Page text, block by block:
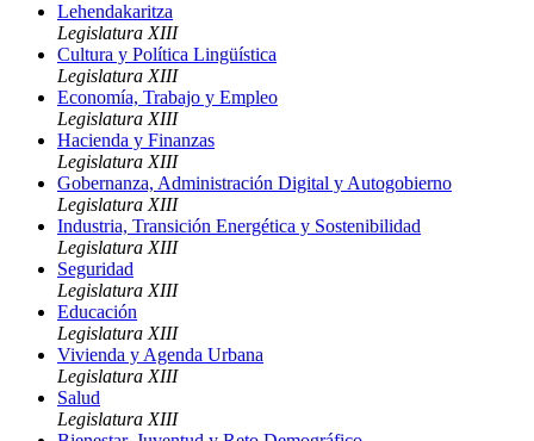
Lehendakaritza
Legislatura XIII
Cultura y Política Lingüística
Legislatura XIII
Economía, Trabajo y Empleo
Legislatura XIII
Hacienda y Finanzas
Legislatura XIII
Gobernanza, Administración Digital y Autogobierno
Legislatura XIII
Industria, Transición Energética y Sostenibilidad
Legislatura XIII
Seguridad
Legislatura XIII
Educación
Legislatura XIII
Vivienda y Agenda Urbana
Legislatura XIII
Salud
Legislatura XIII